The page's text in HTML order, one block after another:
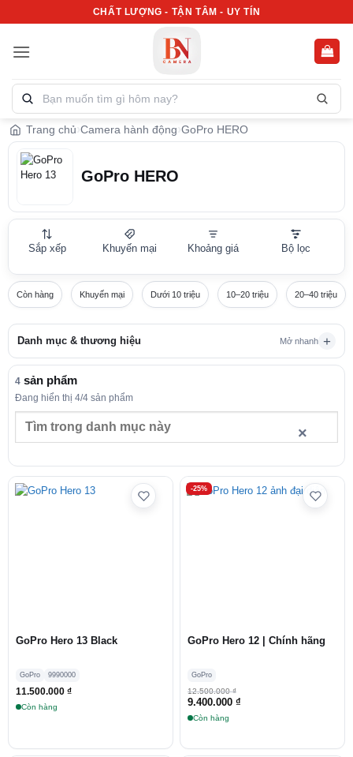
nội
CHẤT LƯỢNG - TẬN TÂM - UY TÍN
Tìm
kiếm
sản
Trang chủ Camera hành động GoPro HERO
GoPro HERO
Sắp xếp Khuyến mại Khoảng giá Bộ lọc
Còn hàng Khuyến mại Dưới 10 triệu 10–20 triệu 20–40 triệu
Danh mục & thương hiệu Mở nhanh
4 sản phẩm
Đang hiển thị 4/4 sản phẩm
trong
danh
×
GoPro Hero 13 Black
GoPro 9990000
11.500.000 ₫
Còn hàng
-25%
GoPro Hero 12 | Chính hãng
GoPro
12.500.000₫
Giá
gốc
9.400.000 ₫
9.400.000 ₫.
Còn hàng